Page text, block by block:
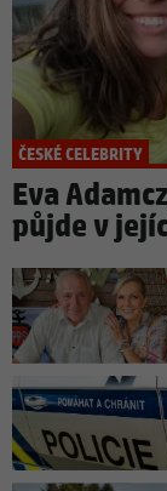
ČESKÉ CELEBRITY
Eva
půjde v